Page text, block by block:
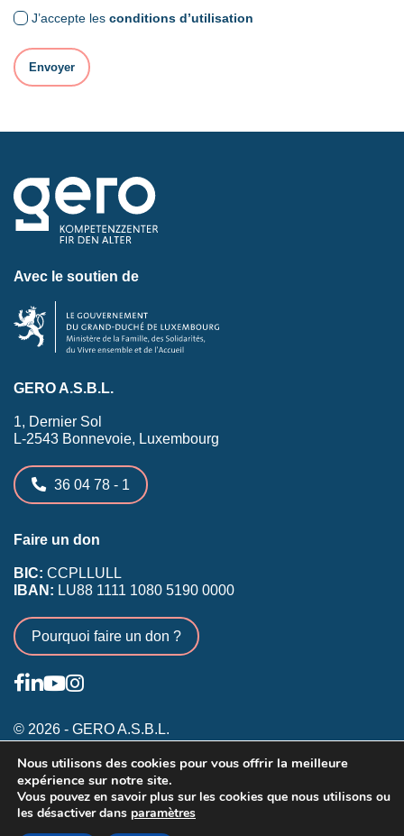
J’accepte les conditions d’utilisation
Avec le soutien de
GERO A.S.B.L.
1, Dernier Sol
L-2543 Bonnevoie, Luxembourg
36 04 78 - 1
Faire un don
BIC: CCPLLULL
IBAN: LU88 1111 1080 5190 0000
Pourquoi faire un don ?
© 2026 - GERO A.S.B.L.
Conditions générales
Inscription membres existants
Annonceurs
Nous utilisons des cookies pour vous offrir la meilleure
expérience sur notre site.
Vous pouvez en savoir plus sur les cookies que nous utilisons ou
les désactiver dans paramètres